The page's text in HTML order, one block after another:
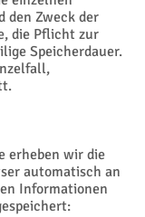
den Zweck der
die Pflicht zur
Speicherdauer.
erheben wir die
automatisch an
Informationen